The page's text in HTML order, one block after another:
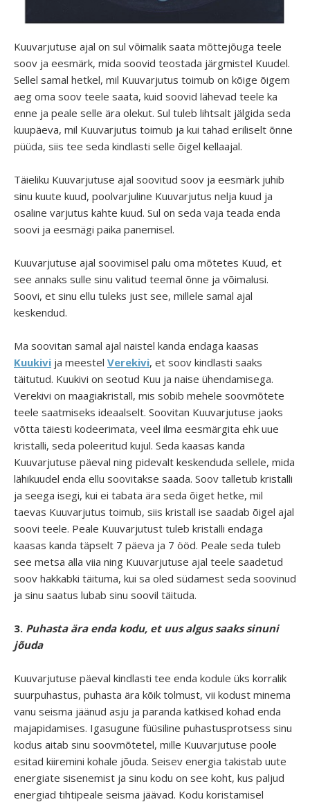
Kuuvarjutuse ajal on sul võimalik saata mõttejõuga teele
soov ja eesmärk, mida soovid teostada järgmistel Kuudel.
Sellel samal hetkel, mil Kuuvarjutus toimub on kõige õigem
aeg oma soov teele saata, kuid soovid lähevad teele ka
enne ja peale selle ära olekut. Sul tuleb lihtsalt jälgida seda
kuupäeva, mil Kuuvarjutus toimub ja kui tahad eriliselt õnne
püüda, siis tee seda kindlasti selle õigel kellaajal.
Täieliku Kuuvarjutuse ajal soovitud soov ja eesmärk juhib
sinu kuute kuud, poolvarjuline Kuuvarjutus nelja kuud ja
osaline varjutus kahte kuud. Sul on seda vaja teada enda
soovi ja eesmägi paika panemisel.
Kuuvarjutuse ajal soovimisel palu oma mõtetes Kuud, et
see annaks sulle sinu valitud teemal õnne ja võimalusi.
Soovi, et sinu ellu tuleks just see, millele samal ajal
keskendud.
Ma soovitan samal ajal naistel kanda endaga kaasas
Kuukivi ja meestel Verekivi, et soov kindlasti saaks
täitutud. Kuukivi on seotud Kuu ja naise ühendamisega.
Verekivi on maagiakristall, mis sobib mehele soovmõtete
teele saatmiseks ideaalselt. Soovitan Kuuvarjutuse jaoks
võtta täiesti kodeerimata, veel ilma eesmärgita ehk uue
kristalli, seda poleeritud kujul. Seda kaasas kanda
Kuuvarjutuse päeval ning pidevalt keskenduda sellele, mida
lähikuudel enda ellu soovitakse saada. Soov talletub kristalli
ja seega isegi, kui ei tabata ära seda õiget hetke, mil
taevas Kuuvarjutus toimub, siis kristall ise saadab õigel ajal
soovi teele. Peale Kuuvarjutust tuleb kristalli endaga
kaasas kanda täpselt 7 päeva ja 7 ööd. Peale seda tuleb
see metsa alla viia ning Kuuvarjutuse ajal teele saadetud
soov hakkabki täituma, kui sa oled südamest seda soovinud
ja sinu saatus lubab sinu soovil täituda.
3. Puhasta ära enda kodu, et uus algus saaks sinuni
jõuda
Kuuvarjutuse päeval kindlasti tee enda kodule üks korralik
suurpuhastus, puhasta ära kõik tolmust, vii kodust minema
vanu seisma jäänud asju ja paranda katkised kohad enda
majapidamises. Igasugune füüsiline puhastusprotsess sinu
kodus aitab sinu soovmõtetel, mille Kuuvarjutuse poole
esitad kiiremini kohale jõuda. Seisev energia takistab uute
energiate sisenemist ja sinu kodu on see koht, kus paljud
energiad tihtipeale seisma jäävad. Kodu koristamisel